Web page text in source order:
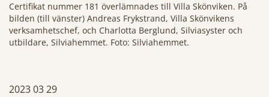
Certifikat nummer 181 överlämnades till Villa Skönviken. På
bilden (till vänster) Andreas Frykstrand, Villa Skönvikens
verksamhetschef, och Charlotta Berglund, Silviasyster och
utbildare, Silviahemmet. Foto: Silviahemmet.
2023 03 29